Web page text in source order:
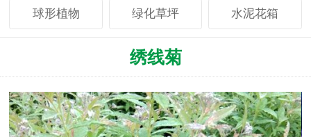
球形植物 绿化草坪 水泥花箱
绣线菊